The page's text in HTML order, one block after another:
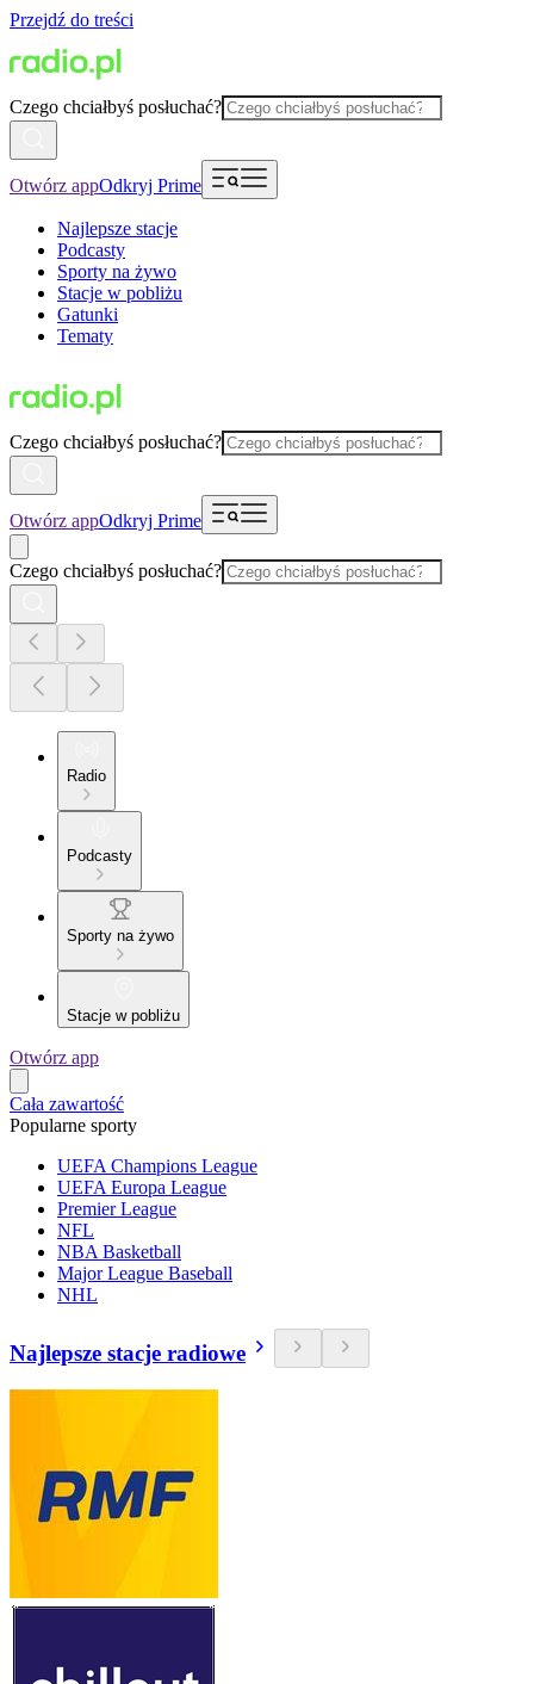
Przejdź do treści
Czego chciałbyś posłuchać?
Otwórz appOdkryj Prime
Najlepsze stacje
Podcasty
Sporty na żywo
Stacje w pobliżu
Gatunki
Tematy
Czego chciałbyś posłuchać?
Otwórz appOdkryj Prime
Czego chciałbyś posłuchać?
Radio
Podcasty
Sporty na żywo
Stacje w pobliżu
Otwórz app
Cała zawartość
Popularne sporty
UEFA Champions League
UEFA Europa League
Premier League
NFL
NBA Basketball
Major League Baseball
NHL
Najlepsze stacje radiowe